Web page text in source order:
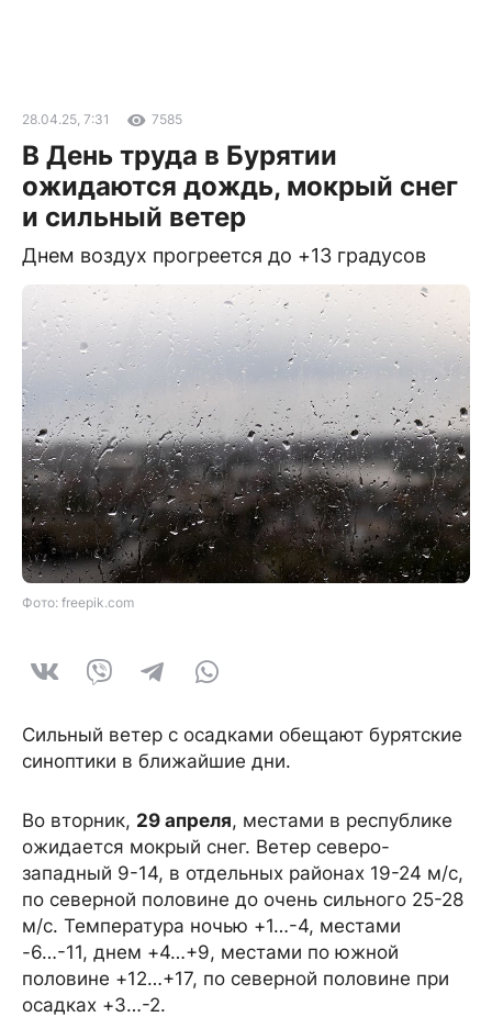
28.04.25, 7:31 7585
В День труда в Бурятии
ожидаются дождь, мокрый снег
и сильный ветер
Днем воздух прогреется до +13 градусов
Фото: freepik.com
Сильный ветер с осадками обещают бурятские
синоптики в ближайшие дни.
Во вторник, 29 апреля, местами в республике
ожидается мокрый снег. Ветер северо-
западный 9-14, в отдельных районах 19-24 м/с,
по северной половине до очень сильного 25-28
м/с. Температура ночью +1…-4, местами
-6…-11, днем +4…+9, местами по южной
половине +12…+17, по северной половине при
осадках +3…-2.